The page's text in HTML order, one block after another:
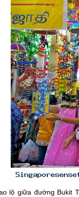
lộ giữa đường Bukit